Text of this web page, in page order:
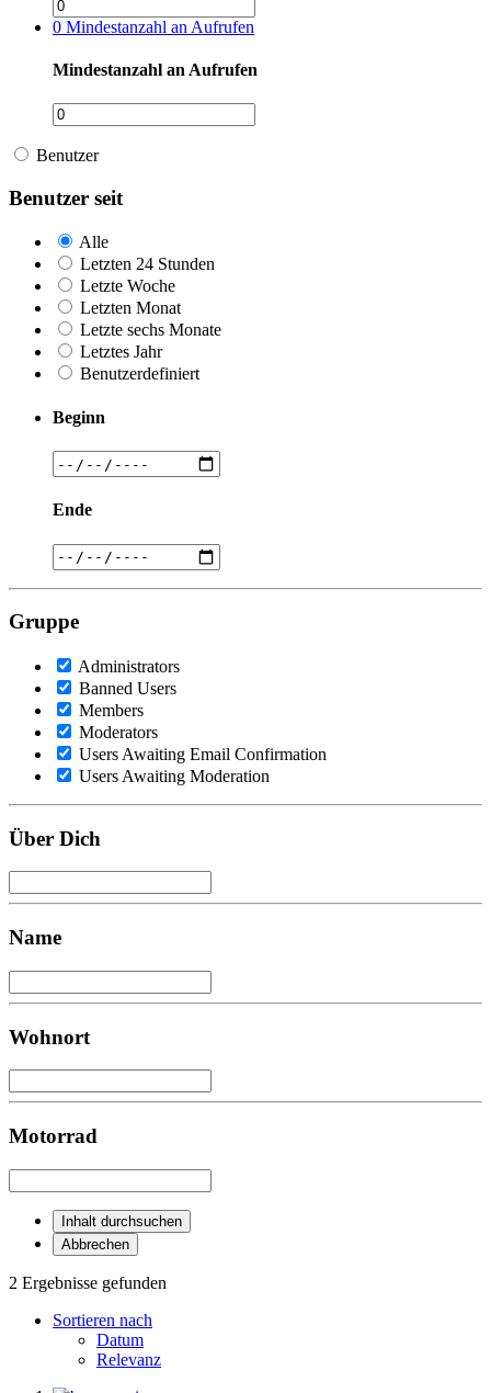
0 Mindestanzahl an Aufrufen
Mindestanzahl an Aufrufen
Benutzer
Benutzer seit
Alle
Letzten 24 Stunden
Letzte Woche
Letzten Monat
Letzte sechs Monate
Letztes Jahr
Benutzerdefiniert
Beginn
Ende
Gruppe
Administrators
Banned Users
Members
Moderators
Users Awaiting Email Confirmation
Users Awaiting Moderation
Über Dich
Name
Wohnort
Motorrad
Inhalt durchsuchen
Abbrechen
2 Ergebnisse gefunden
Sortieren nach
Datum
Relevanz